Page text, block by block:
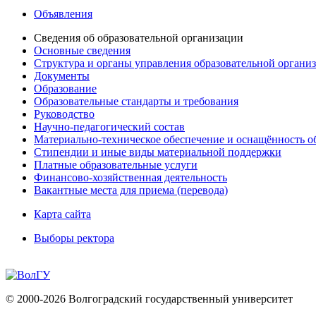
Объявления
Сведения об образовательной организации
Основные сведения
Структура и органы управления образовательной
Документы
Образование
Образовательные стандарты и требования
Руководство
Научно-педагогический состав
Материально-техническое обеспечение и оснащённость
Стипендии и иные виды материальной поддержки
Платные образовательные услуги
Финансово-хозяйственная деятельность
Вакантные места для приема (перевода)
Карта сайта
Выборы ректора
© 2000-2026 Волгоградский государственный университет